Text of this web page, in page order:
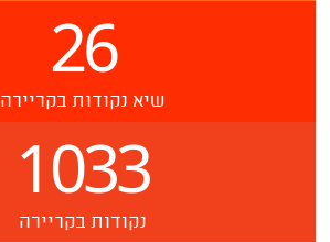
26
שיא נקודות בקריירה
1033
נקודות בקריירה